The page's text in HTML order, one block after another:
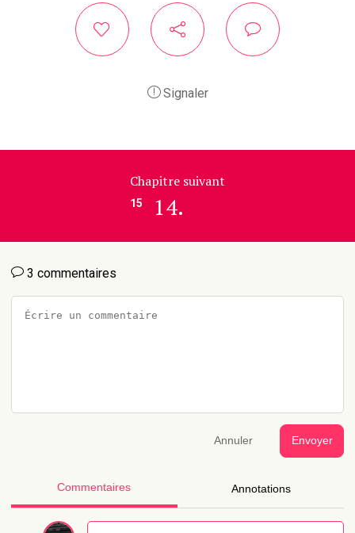
Signaler
Chapitre suivant
15 14.
3 commentaires
Annuler Envoyer
Commentaires Annotations